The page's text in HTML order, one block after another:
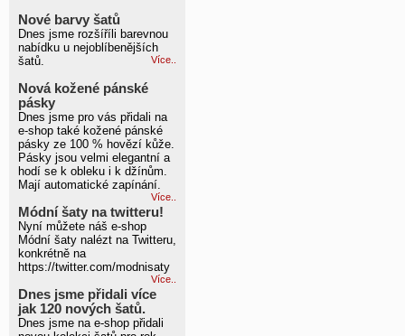
Nové barvy šatů
Dnes jsme rozšíříli barevnou
nabídku u nejoblíbenějších
šatů.
Více..
Nová kožené pánské
pásky
Dnes jsme pro vás přidali na
e-shop také kožené pánské
pásky ze 100 % hovězí kůže.
Pásky jsou velmi elegantní a
hodí se k obleku i k džínům.
Mají automatické zapínání.
Více..
Módní šaty na twitteru!
Nyní můžete náš e-shop
Módní šaty nalézt na Twitteru,
konkrétně na
https://twitter.com/modnisaty
Více..
Dnes jsme přidali více
jak 120 nových šatů.
Dnes jsme na e-shop přidali